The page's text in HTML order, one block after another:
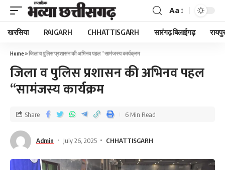
Aa
खरसिया RAIGARH CHHATTISGARH सारंगढ़ बिलाईगढ़
Home »जिला व पुलिस प्रशासन की अभिनव पहल ‘‘सामंजस्य कार्यक्रम
जिला व पुलिस प्रशासन की अभिनव पहल
‘‘सामंजस्य कार्यक्रम
Admin July 26, 2025 CHHATTISGARH
Share 6 Min Read